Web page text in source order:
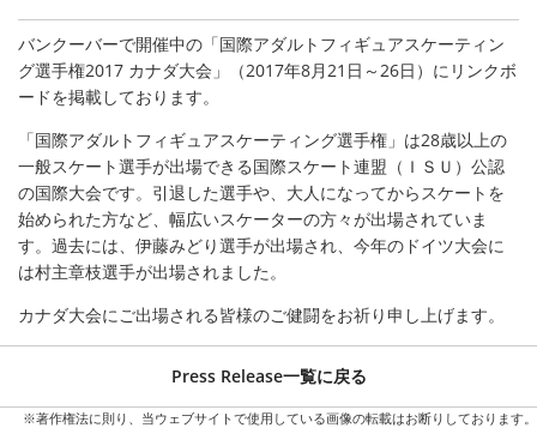
COOLIC
会社概要
バンクーバーで開催中の「国際アダルトフィギュアスケーティン
グ選手権2017 カナダ大会」（2017年8月21日～26日）にリンクボ
ードを掲載しております。
「国際アダルトフィギュアスケーティング選手権」は28歳以上の
一般スケート選手が出場できる国際スケート連盟（ＩＳＵ）公認
の国際大会です。引退した選手や、大人になってからスケートを
始められた方など、幅広いスケーターの方々が出場されていま
す。過去には、伊藤みどり選手が出場され、今年のドイツ大会に
は村主章枝選手が出場されました。
カナダ大会にご出場される皆様のご健闘をお祈り申し上げます。
Press Release一覧に戻る
※著作権法に則り、当ウェブサイトで使用している画像の転載はお断りしております。